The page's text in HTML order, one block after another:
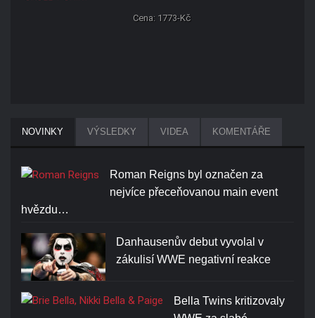
Cena: 1773-Kč
NOVINKY VÝSLEDKY VIDEA KOMENTÁŘE
Roman Reigns byl označen za
nejvíce přeceňovanou main event
hvězdu…
Danhausenův debut vyvolal v
zákulisí WWE negativní reakce
Bella Twins kritizovaly